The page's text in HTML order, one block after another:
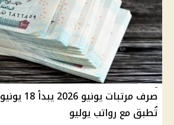
صرف
تُطبق مع رواتب يوليو